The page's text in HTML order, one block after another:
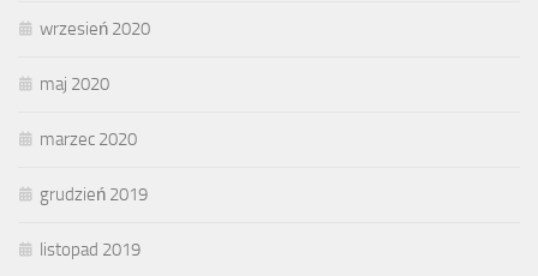
wrzesień 2020
maj 2020
marzec 2020
grudzień 2019
listopad 2019